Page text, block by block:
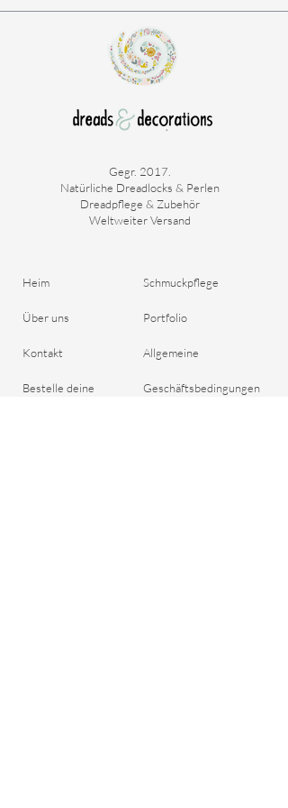
Gegr. 2017.
Natürliche Dreadlocks & Perlen
Dreadpflege & Zubehör
Weltweiter Versand
Heim
Über uns
Kontakt
Bestelle deine
Schmuckpflege
Portfolio
Allgemeine
Geschäftsbedingungen